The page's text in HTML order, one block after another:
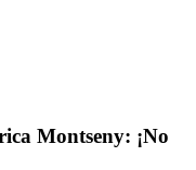
Montseny: ¡No